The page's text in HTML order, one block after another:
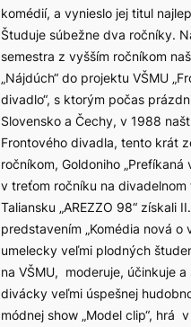
komédií, a vynieslo jej titul
Študuje súbežne dva ročníky.
semestra z vyšším ročníkom
„Nájdúch“ do projektu VŠMU
divadlo“, s ktorým počas
Slovensko a Čechy, v 1988
Frontového divadla, tento krát
ročníkom, Goldoniho „Prefíkaná
v treťom ročníku na divadelnom
Taliansku „AREZZO 98“ získali
predstavením „Komédia nová o
umelecky veľmi plodných
na VŠMU, moderuje, účinkuje a
divácky veľmi úspešnej
módnej show „Model clip“, hrá